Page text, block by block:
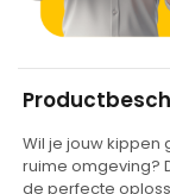
t
e
Wil je jouw kippen
ruime omgeving?
de perfecte